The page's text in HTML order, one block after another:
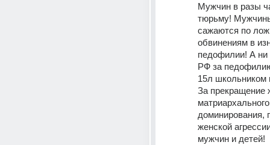
Мужчин в разы
тюрьму!
сажаются по
обвинениям в
педофилии! А ни
РФ за
15л школьником
За прекращение
матриархального
доминирования,
женской
мужчин и детей!